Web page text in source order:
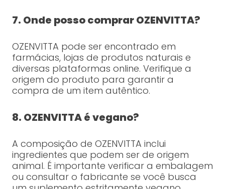
7. Onde posso comprar OZENVITTA?
OZENVITTA pode ser encontrado em
farmácias, lojas de produtos naturais e
diversas plataformas online. Verifique a
origem do produto para garantir a
compra de um item autêntico.
8. OZENVITTA é vegano?
A composição de OZENVITTA inclui
ingredientes que podem ser de origem
animal. É importante verificar a embalagem
ou consultar o fabricante se você busca